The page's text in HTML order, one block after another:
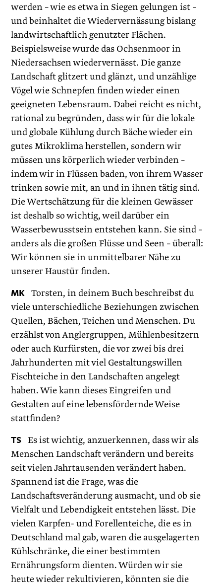
werden – wie es etwa in Siegen gelungen ist –
und beinhaltet die Wiedervernässung bislang
landwirtschaftlich genutzter Flächen.
Beispielsweise wurde das Ochsenmoor in
Niedersachsen wiedervernässt. Die ganze
Landschaft glitzert und glänzt, und unzählige
Vögel wie Schnepfen finden wieder einen
geeigneten Lebensraum. Dabei reicht es nicht,
rational zu begründen, dass wir für die lokale
und globale Kühlung durch Bäche wieder ein
gutes Mikroklima herstellen, sondern wir
müssen uns körperlich wieder verbinden –
indem wir in Flüssen baden, von ihrem Wasser
trinken sowie mit, an und in ihnen tätig sind.
Die Wertschätzung für die kleinen Gewässer
ist deshalb so wichtig, weil darüber ein
Wasserbewusstsein entstehen kann. Sie sind –
anders als die großen Flüsse und Seen – überall:
Wir können sie in unmittelbarer Nähe zu
unserer Haustür finden.
MK Torsten, in deinem Buch beschreibst du
viele unterschiedliche Beziehungen zwischen
Quellen, Bächen, Teichen und Menschen. Du
erzählst von Anglergruppen, Mühlenbesitzern
oder auch Kurfürsten, die vor zwei bis drei
Jahrhunderten mit viel Gestaltungswillen
Fischteiche in den Landschaften angelegt
haben. Wie kann dieses Eingreifen und
Gestalten auf eine lebensfördernde Weise
stattfinden?
TS Es ist wichtig, anzuerkennen, dass wir als
Menschen Landschaft verändern und bereits
seit vielen Jahrtausenden verändert haben.
Spannend ist die Frage, was die
Landschaftsveränderung ausmacht, und ob sie
Vielfalt und Lebendigkeit entstehen lässt. Die
vielen Karpfen- und Forellenteiche, die es in
Deutschland mal gab, waren die ausgelagerten
Kühlschränke, die einer bestimmten
Ernährungsform dienten. Würden wir sie
heute wieder rekultivieren, könnten sie die